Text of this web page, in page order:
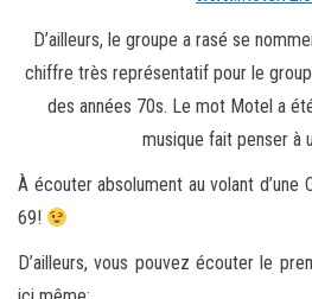
D’ailleurs, le groupe a rasé se
chiffre très représentatif pour le
des années 70s. Le mot Motel a
musique fait penser à
À écouter absolument au volant d’une
69!
D’ailleurs, vous pouvez écouter le